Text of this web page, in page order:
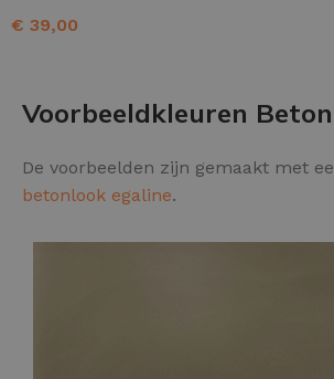
€ 39,00
Voorbeeldkleuren
De voorbeelden zijn gemaakt met
betonlook egaline.